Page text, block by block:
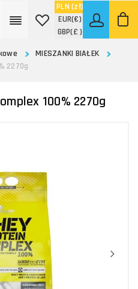
PLN (zł)
EUR(€)
GBP(£ )
MIESZANKI BIAŁEK
2270g
100% 2270g